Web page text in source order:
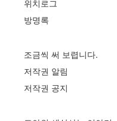
위치로그
방명록
조금씩 써 보렵니다.
저작권 알림
저작권 공지